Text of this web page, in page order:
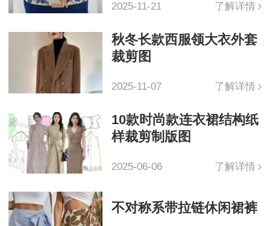
2025-11-21 了解详情
秋冬长款西服领大衣外套
裁剪图
2025-11-07 了解详情
10款时尚款连衣裙结构纸
样裁剪制版图
2025-06-06 了解详情
不对称系带拉链休闲裙裤